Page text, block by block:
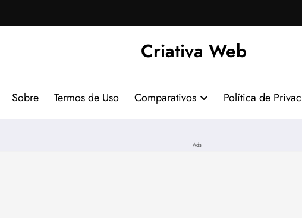
Criativa Web
Sobre Termos de Uso Comparativos Política de
Ads